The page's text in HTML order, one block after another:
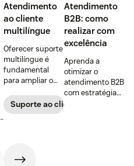
Atendimento
ao cliente
multilíngue
Oferecer suporte
multilíngue é
fundamental
para ampliar o
mercado e
construir uma
Suporte ao cliente
Atendimento
B2B: como
realizar com
excelência
Aprenda a
otimizar o
atendimento B2B
com estratégias